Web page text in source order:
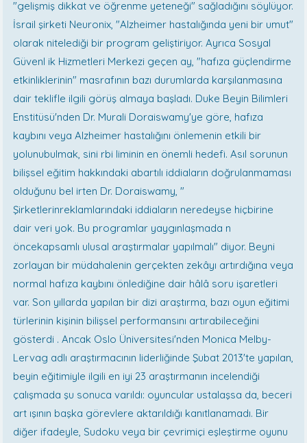
"gelişmiş dikkat ve öğrenme yeteneği" sağladığını söylüyor.
İsrail şirketi Neuronix, "Alzheimer hastalığında yeni bir umut"
olarak nitelediği bir program geliştiriyor. Ayrıca Sosyal
Güvenl ik Hizmetleri Merkezi geçen ay, "hafıza güçlendirme
etkinliklerinin" masrafının bazı durumlarda karşılanmasına
dair teklifle ilgili görüş almaya başladı. Duke Beyin Bilimleri
Enstitüsü'nden Dr. Murali Doraiswamy'ye göre, hafıza
kaybını veya Alzheimer hastalığını önlemenin etkili bir
yolunubulmak, sini rbi liminin en önemli hedefi. Asıl sorunun
bilişsel eğitim hakkındaki abartılı iddiaların doğrulanmaması
olduğunu bel irten Dr. Doraiswamy, "
Şirketlerinreklamlarındaki iddiaların neredeyse hiçbirine
dair veri yok. Bu programlar yaygınlaşmada n
öncekapsamlı ulusal araştırmalar yapılmalı" diyor. Beyni
zorlayan bir müdahalenin gerçekten zekâyı artırdığına veya
normal hafıza kaybını önlediğine dair hâlâ soru işaretleri
var. Son yıllarda yapılan bir dizi araştırma, bazı oyun eğitimi
türlerinin kişinin bilişsel performansını artırabileceğini
gösterdi . Ancak Oslo Üniversitesi'nden Monica Melby-
Lervag adlı araştırmacının liderliğinde Şubat 2013'te yapılan,
beyin eğitimiyle ilgili en iyi 23 araştırmanın incelendiği
çalışmada şu sonuca varıldı: oyuncular ustalaşsa da, beceri
art ışının başka görevlere aktarıldığı kanıtlanamadı. Bir
diğer ifadeyle, Sudoku veya bir çevrimiçi eşleştirme oyunu